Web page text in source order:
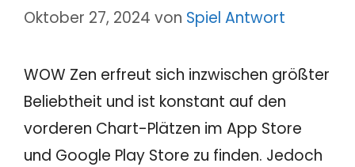
Oktober 27, 2024 von Spiel Antwort
WOW Zen erfreut sich inzwischen größter
Beliebtheit und ist konstant auf den
vorderen Chart-Plätzen im App Store
und Google Play Store zu finden. Jedoch